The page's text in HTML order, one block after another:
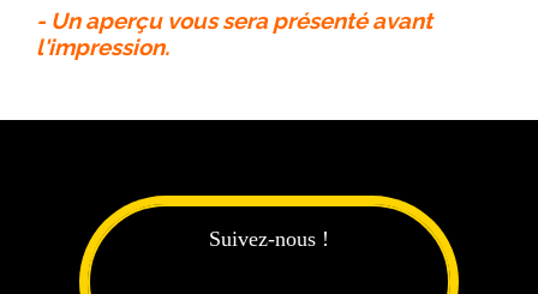
- Un aperçu vous sera présenté avant
l'impression.
Suivez-nous !